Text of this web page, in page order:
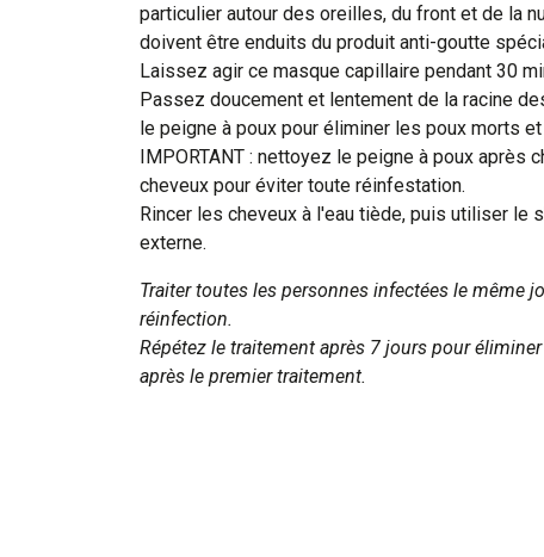
particulier autour des oreilles, du front et de la
doivent être enduits du produit anti-goutte
Laissez agir ce masque capillaire pendant 30
Passez doucement et lentement de la racine
le peigne à poux pour éliminer les poux morts
IMPORTANT : nettoyez le peigne à poux après
cheveux pour éviter toute réinfestation.
Rincer les cheveux à l'eau tiède, puis utiliser le
externe.
Traiter toutes les personnes infectées le même
réinfection.
Répétez le traitement après 7 jours pour
après le premier traitement.